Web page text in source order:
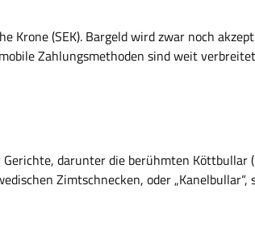
Krone (SEK). Bargeld wird zwar noch
Zahlungsmethoden sind weit
darunter die berühmten Köttbullar
Zimtschnecken, oder